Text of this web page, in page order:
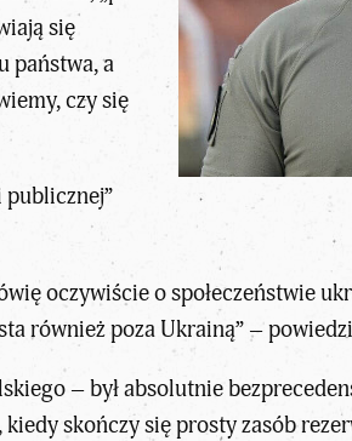
się
państwa, a
czy się
publicznej”
oczywiście o społeczeństwie
również poza Ukrainą” –
– był absolutnie
skończy się prosty zasób